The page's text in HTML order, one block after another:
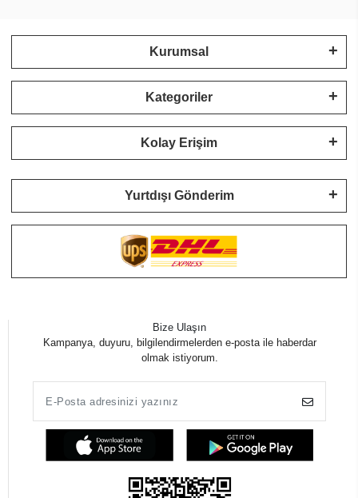
Kurumsal
Kategoriler
Kolay Erişim
Yurtdışı Gönderim
Bize Ulaşın
Kampanya, duyuru, bilgilendirmelerden e-posta ile haberdar
olmak istiyorum.